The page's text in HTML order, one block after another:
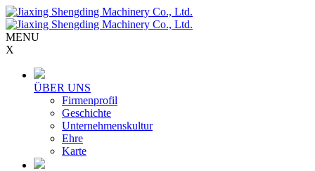
MENU
X
ÜBER UNS
Firmenprofil
Geschichte
Unternehmenskultur
Ehre
Karte